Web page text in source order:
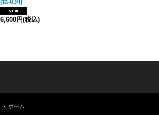
[fa-034]
6,600円(税込)
ホーム